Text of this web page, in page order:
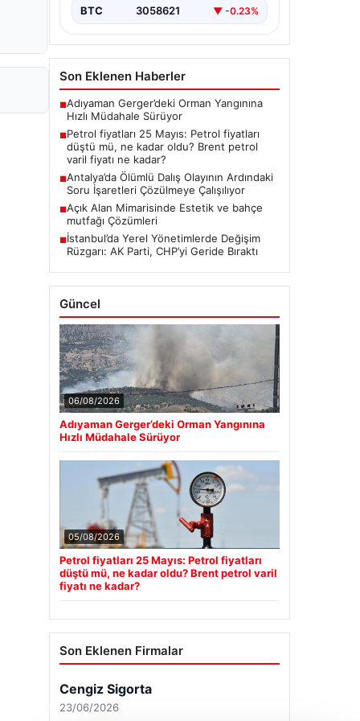
enerji piyasalarında…
BTC 3058621 ▼ -0.23%
Son Eklenen Haberler
■Adıyaman Gerger’deki Orman Yangınına
Hızlı Müdahale Sürüyor
■Petrol fiyatları 25 Mayıs: Petrol fiyatları
düştü mü, ne kadar oldu? Brent petrol
varil fiyatı ne kadar?
■Antalya’da Ölümlü Dalış Olayının Ardındaki
Soru İşaretleri Çözülmeye Çalışılıyor
■Açık Alan Mimarisinde Estetik ve bahçe
mutfağı Çözümleri
■İstanbul’da Yerel Yönetimlerde Değişim
Rüzgarı: AK Parti, CHP’yi Geride Bıraktı
Güncel
06/08/2026
Adıyaman Gerger’deki Orman Yangınına
Hızlı Müdahale Sürüyor
05/08/2026
Petrol fiyatları 25 Mayıs: Petrol fiyatları
düştü mü, ne kadar oldu? Brent petrol varil
fiyatı ne kadar?
Son Eklenen Firmalar
Cengiz Sigorta
23/06/2026